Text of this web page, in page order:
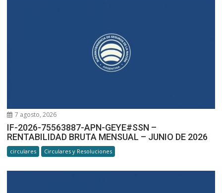
7 agosto, 2026
IF-2026-75563887-APN-GEYE#SSN –
RENTABILIDAD BRUTA MENSUAL – JUNIO DE 2026
circulares Circulares y Resoluciones